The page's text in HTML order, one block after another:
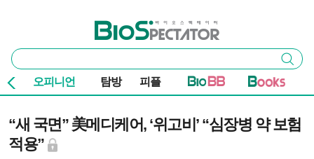
바이오스펙테이터
통
합
검
색
검색
오피니언 탐방 피플
“새 국면” 美메디케어, ‘위고비’ “심장병 약 보험
적용”